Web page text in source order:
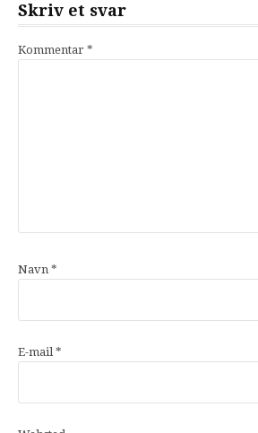
Skriv et svar
Kommentar *
Navn *
E-mail*